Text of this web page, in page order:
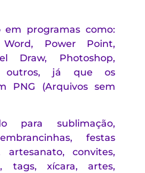
em programas como:
Power Point,
Draw, Photoshop,
outros, já que os
PNG (Arquivos sem
para sublimação,
festas
artesanato, convites,
tags, xícara, artes,